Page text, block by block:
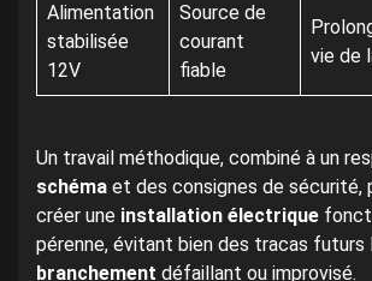
Alimentation
stabilisée
12V
Source de
courant
fiable
vie de
Un travail méthodique, combiné à un
schéma et des consignes de sécurité,
créer une installation électrique
pérenne, évitant bien des tracas futurs
branchement défaillant ou improvisé.